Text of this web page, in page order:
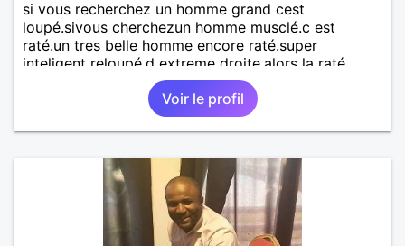
si vous recherchez un homme grand cest
loupé.sivous cherchezun homme musclé.c est
raté.un tres belle homme encore raté.super
inteligent reloupé.d extreme droite.alors la raté.
Voir le profil